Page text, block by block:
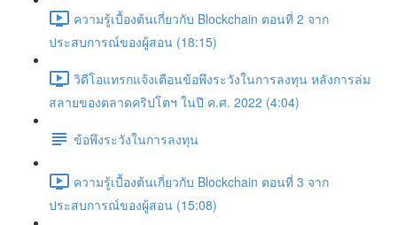
ความรู้เบื้องต้นเกี่ยวกับ Blockchain ตอนที่ 2 จาก
ประสบการณ์ของผู้สอน (18:15)
วิดีโอแทรกแจ้งเตือนข้อพึงระวังในการลงทุน หลังการล่ม
สลายของตลาดคริปโตฯ ในปี ค.ศ. 2022 (4:04)
ข้อพึงระวังในการลงทุน
ความรู้เบื้องต้นเกี่ยวกับ Blockchain ตอนที่ 3 จาก
ประสบการณ์ของผู้สอน (15:08)